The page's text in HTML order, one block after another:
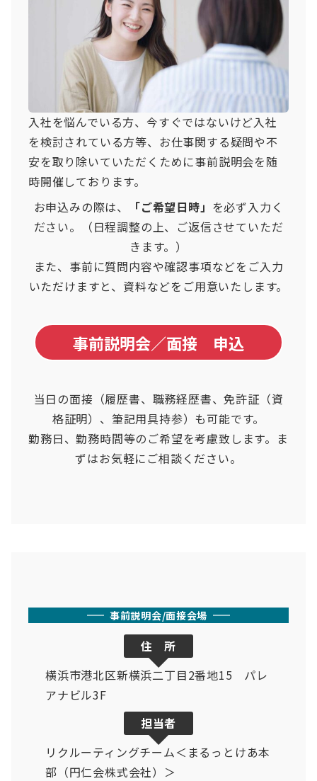
入社を悩んでいる方、今すぐではないけど入社
を検討されている方等、お仕事関する疑問や不
安を取り除いていただくために事前説明会を随
時開催しております。
お申込みの際は、
「ご希望日時」 を必ず入力く
ださい。（日程調整の上、ご返信させていただ
きます。）
また、事前に質問内容や確認事項などをご入力
いただけますと、資料などをご用意いたします。
事前説明会／面接 申込
当日の面接（履歴書、職務経歴書、免許証（資
格証明）、筆記用具持参）も可能です。
勤務日、勤務時間等のご希望を考慮致します。ま
ずはお気軽にご相談ください。
事前説明会/面接会場
住 所
横浜市港北区新横浜二丁目2番地15 パレ
アナビル3F
担当者
リクルーティングチーム＜まるっとけあ本
部（円仁会株式会社）＞